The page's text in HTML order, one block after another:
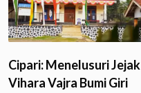
Cipari: Menelusuri Jejak
Vihara Vajra Bumi Giri